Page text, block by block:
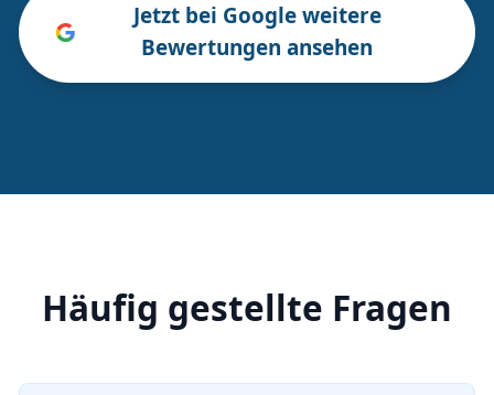
Jetzt bei Google weitere
Bewertungen ansehen
Häufig gestellte Fragen